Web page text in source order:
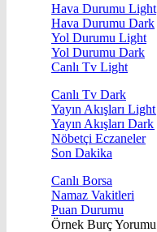
Hava Durumu Light
Hava Durumu Dark
Yol Durumu Light
Yol Durumu Dark
Canlı Tv Light
Canlı Tv Dark
Yayın Akışları Light
Yayın Akışları Dark
Nöbetçi Eczaneler
Son Dakika
Canlı Borsa
Namaz Vakitleri
Puan Durumu
Örnek Burç Yorumu